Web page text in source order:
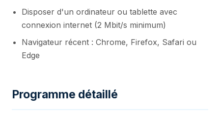
Disposer d'un ordinateur ou tablette avec
connexion internet (2 Mbit/s minimum)
Navigateur récent : Chrome, Firefox, Safari ou
Edge
Programme détaillé